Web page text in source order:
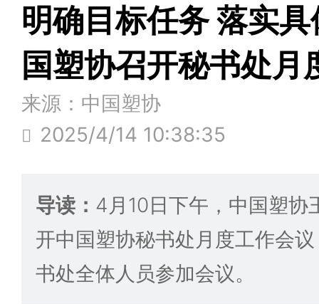
明确目标任务 落实
国塑协召开秘书处月
来源：中国塑协
2025/4/14 10:38:35
导读： 4月10日下午，中国塑协
开中国塑协秘书处月度工作会
书处全体人员参加会议。